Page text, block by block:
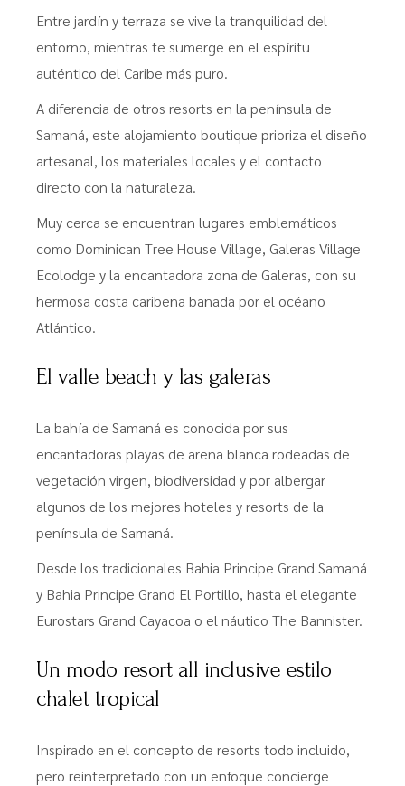
Entre jardín y terraza se vive la tranquilidad del
entorno, mientras te sumerge en el espíritu
auténtico del Caribe más puro.
A diferencia de otros resorts en la península de
Samaná, este alojamiento boutique prioriza el diseño
artesanal, los materiales locales y el contacto
directo con la naturaleza.
Muy cerca se encuentran lugares emblemáticos
como Dominican Tree House Village, Galeras Village
Ecolodge y la encantadora zona de Galeras, con su
hermosa costa caribeña bañada por el océano
Atlántico.
El valle beach y las galeras
La bahía de Samaná es conocida por sus
encantadoras playas de arena blanca rodeadas de
vegetación virgen, biodiversidad y por albergar
algunos de los mejores hoteles y resorts de la
península de Samaná.
Desde los tradicionales Bahia Principe Grand Samaná
y Bahia Principe Grand El Portillo, hasta el elegante
Eurostars Grand Cayacoa o el náutico The Bannister.
Un modo resort all inclusive estilo
chalet tropical
Inspirado en el concepto de resorts todo incluido,
pero reinterpretado con un enfoque concierge